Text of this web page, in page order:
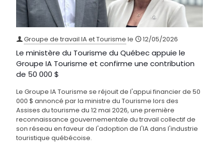
Groupe de travail IA et Tourisme le 12/05/2026
Le ministère du Tourisme du Québec appuie le
Groupe IA Tourisme et confirme une contribution
de 50 000 $
Le Groupe IA Tourisme se réjouit de l'appui financier de 50
000 $ annoncé par la ministre du Tourisme lors des
Assises du tourisme du 12 mai 2026, une première
reconnaissance gouvernementale du travail collectif de
son réseau en faveur de l'adoption de l'IA dans l'industrie
touristique québécoise.